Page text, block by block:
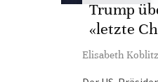
Trump
«letzte
Elisabeth Koblitz